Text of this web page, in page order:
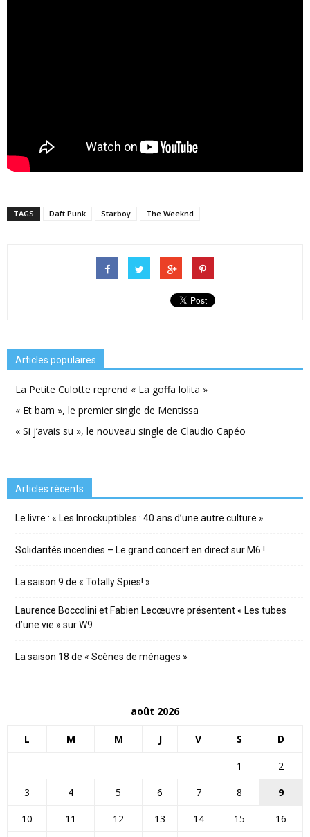
TAGS Daft Punk Starboy The Weeknd
Articles populaires
La Petite Culotte reprend « La goffa lolita »
« Et bam », le premier single de Mentissa
« Si j’avais su », le nouveau single de Claudio Capéo
Articles récents
Le livre : « Les Inrockuptibles : 40 ans d’une autre culture »
Solidarités incendies – Le grand concert en direct sur M6 !
La saison 9 de « Totally Spies! »
Laurence Boccolini et Fabien Lecœuvre présentent « Les tubes
d’une vie » sur W9
La saison 18 de « Scènes de ménages »
août 2026
L M M J V S D
1
2
3
4 5 6 7 8
9
10
11 12 13 14 15
16